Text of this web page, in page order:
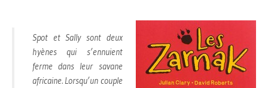
Spot et Sally sont deux
hyènes qui s’ennuient
ferme dans leur savane
africaine. Lorsqu’un couple